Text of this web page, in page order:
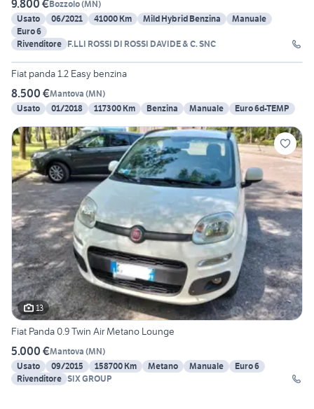
9.800 €Bozzolo(MN)
Usato
06/2021 41000 Km Mild Hybrid Benzina
Manuale
Euro 6
Rivenditore F.LLI ROSSI DI ROSSI DAVIDE & C. SNC
6
Fiat panda 1.2 Easy benzina
8.500 €Mantova (MN)
Usato
01/2018 117300 Km Benzina Manuale Euro 6d-TEMP
13
Fiat Panda 0.9 Twin Air Metano Lounge
5.000 €Mantova (MN)
Usato
09/2015 158700 Km Metano Manuale
Euro 6
Rivenditore SIX GROUP